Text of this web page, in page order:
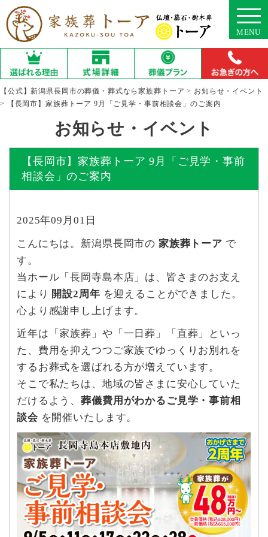
MENU
【公式】新潟県長岡市の葬儀・葬式なら家族葬トーア > お知らせ・イベント
>
【長岡市】家族葬トーア 9月「ご見学・事前相談会」のご案内
お知らせ・イベント
【長岡市】家族葬トーア 9月「ご見学・事前
相談会」のご案内
2025年09月01日
こんにちは。新潟県長岡市の 家族葬トーア で
す。
当ホール「長岡寺島本店」は、皆さまのお支え
により
開設2周年 を迎えることができました。
心より感謝申し上げます。
近年は「家族葬」や「一日葬」「直葬」といっ
た、費用を抑えつつご家族でゆっくりお別れを
するお葬式を選ばれる方が増えています。
そこで私たちは、地域の皆さまに安心していた
だけるよう、葬儀費用がわかるご見学・事前相
談会 を開催いたします。